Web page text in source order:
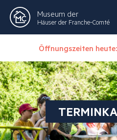
Museum der
Häuser der Franche-Comté
Öffnungszeiten heute: